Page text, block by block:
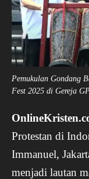
Pemukulan Gondang
Fest 2025 di Gereja
Protestan di
Immanuel,
menjadi lautan